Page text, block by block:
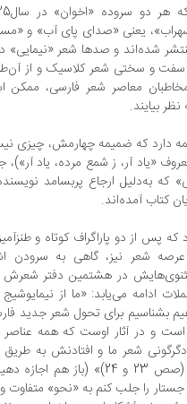
شعرهایی مانند
یعنی «صدای پای آب» و
در سال‌های 1344 و 1345 منتشر شده‌اند و صدها شعر
سفت و سختی شعر کلاسیک و از
معاصر شعر فارسی، ممکن
بیایند.
دارد که ضمیمه چهارمش، چیزی
«یاد آر، ز شمع مرده، یاد آر»)،
که به‌دلیل ارجاع پربسامد
کتاب آمده‌اند.
از دو پاراگراف کوتاه و
شعر نیز، گاهی به سرودن
در هشتمین دفتر شعرش
ادامه می‌یابد: «ما از نیمایوشیج
بشناسیم برای تحول شعر جدید
و در آثار اوست که همه عناصر
شعر ما و افتادنش به طریق
درحقیقت نقطه‌ای روشن‌تر از نیما ندارد. (صص 23 و 24)» (باز هم
جستار را جلب کنم به «نحو» متفاوت